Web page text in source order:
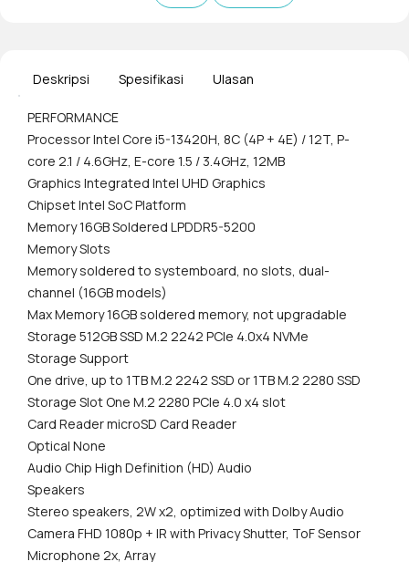
Deskripsi Spesifikasi Ulasan
PERFORMANCE
Processor Intel Core i5-13420H, 8C (4P + 4E) / 12T, P-
core 2.1 / 4.6GHz, E-core 1.5 / 3.4GHz, 12MB
Graphics Integrated Intel UHD Graphics
Chipset Intel SoC Platform
Memory 16GB Soldered LPDDR5-5200
Memory Slots
Memory soldered to systemboard, no slots, dual-
channel (16GB models)
Max Memory 16GB soldered memory, not upgradable
Storage 512GB SSD M.2 2242 PCIe 4.0x4 NVMe
Storage Support
One drive, up to 1TB M.2 2242 SSD or 1TB M.2 2280 SSD
Storage Slot One M.2 2280 PCIe 4.0 x4 slot
Card Reader microSD Card Reader
Optical None
Audio Chip High Definition (HD) Audio
Speakers
Stereo speakers, 2W x2, optimized with Dolby Audio
Camera FHD 1080p + IR with Privacy Shutter, ToF Sensor
Microphone 2x, Array